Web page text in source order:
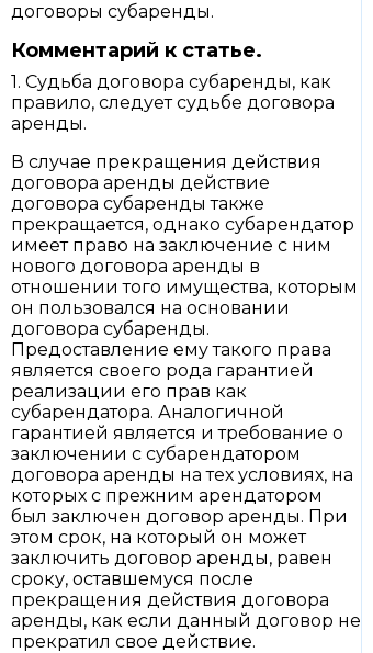
договоры субаренды.
Комментарий к статье.
1. Судьба договора субаренды, как
правило, следует судьбе договора
аренды.
В случае прекращения действия
договора аренды действие
договора субаренды также
прекращается, однако субарендатор
имеет право на заключение с ним
нового договора аренды в
отношении того имущества, которым
он пользовался на основании
договора субаренды.
Предоставление ему такого права
является своего рода гарантией
реализации его прав как
субарендатора. Аналогичной
гарантией является и требование о
заключении с субарендатором
договора аренды на тех условиях, на
которых с прежним арендатором
был заключен договор аренды. При
этом срок, на который он может
заключить договор аренды, равен
сроку, оставшемуся после
прекращения действия договора
аренды, как если данный договор не
прекратил свое действие.